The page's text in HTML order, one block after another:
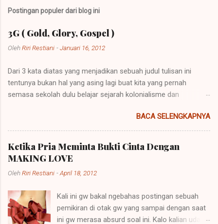
t
n
g
K
e
n
a
Postingan populer dari blog ini
3G ( Gold, Glory, Gospel )
OlehRiri Restiani -Januari 16, 2012
Dari 3 kata diatas yang menjadikan sebuah judul tulisan ini
tentunya bukan hal yang asing lagi buat kita yang pernah
semasa sekolah dulu belajar sejarah kolonialisme dan
bentuk kalimat yang mempunyai penjelasan yang berbeda
namun pada prinsipnya mempunyai maksud yang sama.
Imperialisme ialah sebuah kebijakan di mana sebuah negara
besar dapat memegang kendali atau pemerintahan atas daerah
lain agar negara itu bisa dipelihara atau berkembang. Sebuah
contoh imperialisme terjadi saat negara-negara itu
imperialisme berasal dari kata Latin "imperare" yang artinya
"memerintah". Hak untuk memerintah (imperare) disebut
BACA SELENGKAPNYA
Ketika Pria Meminta Bukti Cinta Dengan
MAKING LOVE
OlehRiri Restiani -April 18, 2012
Kali ini gw bakal ngebahas postingan sebuah
pemikiran di otak gw yang sampai dengan saat
ini gw merasa absurd soal ini. Kalo kalian udah